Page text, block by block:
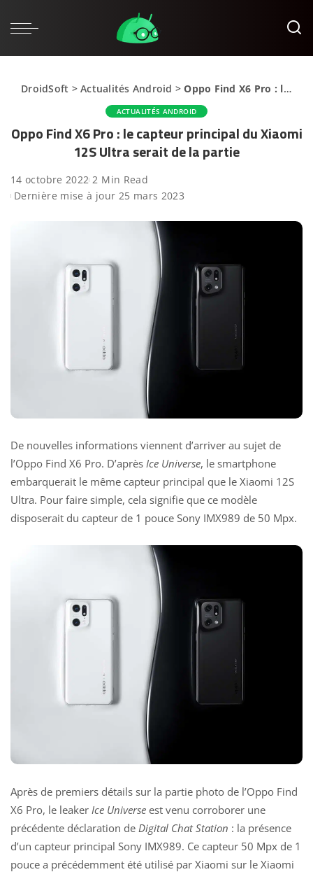
DroidSoft >Actualités Android >Oppo Find X6 Pro : le capteur principal du Xiaomi 12S Ultra serait de la partie
ACTUALITÉS ANDROID
Oppo Find X6 Pro : le capteur principal du Xiaomi
12S Ultra serait de la partie
14 octobre 2022 2 Min Read
Dernière mise à jour 25 mars 2023
De nouvelles informations viennent d’arriver au sujet de
l’Oppo Find X6 Pro. D’après Ice Universe, le smartphone
embarquerait le même capteur principal que le Xiaomi 12S
Ultra. Pour faire simple, cela signifie que ce modèle
disposerait du capteur de 1 pouce Sony IMX989 de 50 Mpx.
Après de premiers détails sur la partie photo de l’Oppo Find
X6 Pro, le leaker Ice Universe est venu corroborer une
précédente déclaration de Digital Chat Station : la présence
d’un capteur principal Sony IMX989. Ce capteur 50 Mpx de 1
pouce a précédemment été utilisé par Xiaomi sur le Xiaomi